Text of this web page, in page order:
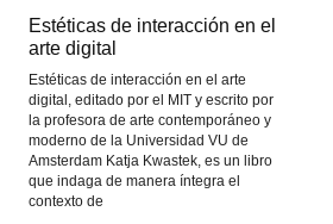
Estéticas de interacción en el
arte digital
Estéticas de interacción en el arte
digital, editado por el MIT y escrito por
la profesora de arte contemporáneo y
moderno de la Universidad VU de
Amsterdam Katja Kwastek, es un libro
que indaga de manera íntegra el
contexto de
Estéticas de interacción en el
arte digital